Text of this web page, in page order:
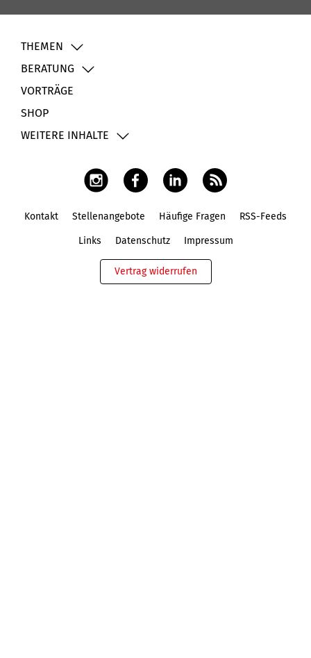
THEMEN
BERATUNG
VORTRÄGE
SHOP
WEITERE INHALTE
Kontakt Stellenangebote Häufige Fragen RSS-Feeds
Links Datenschutz Impressum
Vertrag widerrufen